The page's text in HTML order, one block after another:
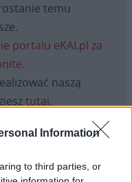
Information
to third parties, or
temu
portalu eKAI.pl za
naszą
tutaj.